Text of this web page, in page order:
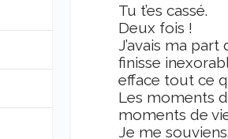
Tu t’es cassé.
Deux fois !
J’avais ma
finisse
efface tout ce
Les moments
moments de
Je me